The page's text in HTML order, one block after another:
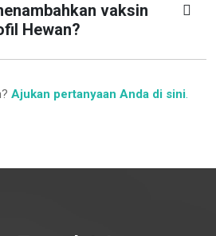
vaksin
Hewan?
Ajukan pertanyaan Anda di sini.